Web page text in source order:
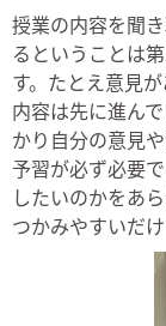
授業の内容を聞
るということは
す。たとえ意見
内容は先に進ん
かり自分の意見
予習が必ず必要
したいのかをあ
つかみやすいだ